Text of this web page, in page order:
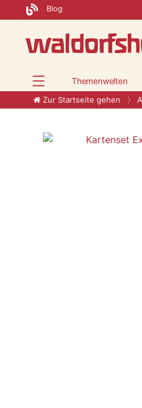
Blog
Themenwelten
Zur Startseite gehen